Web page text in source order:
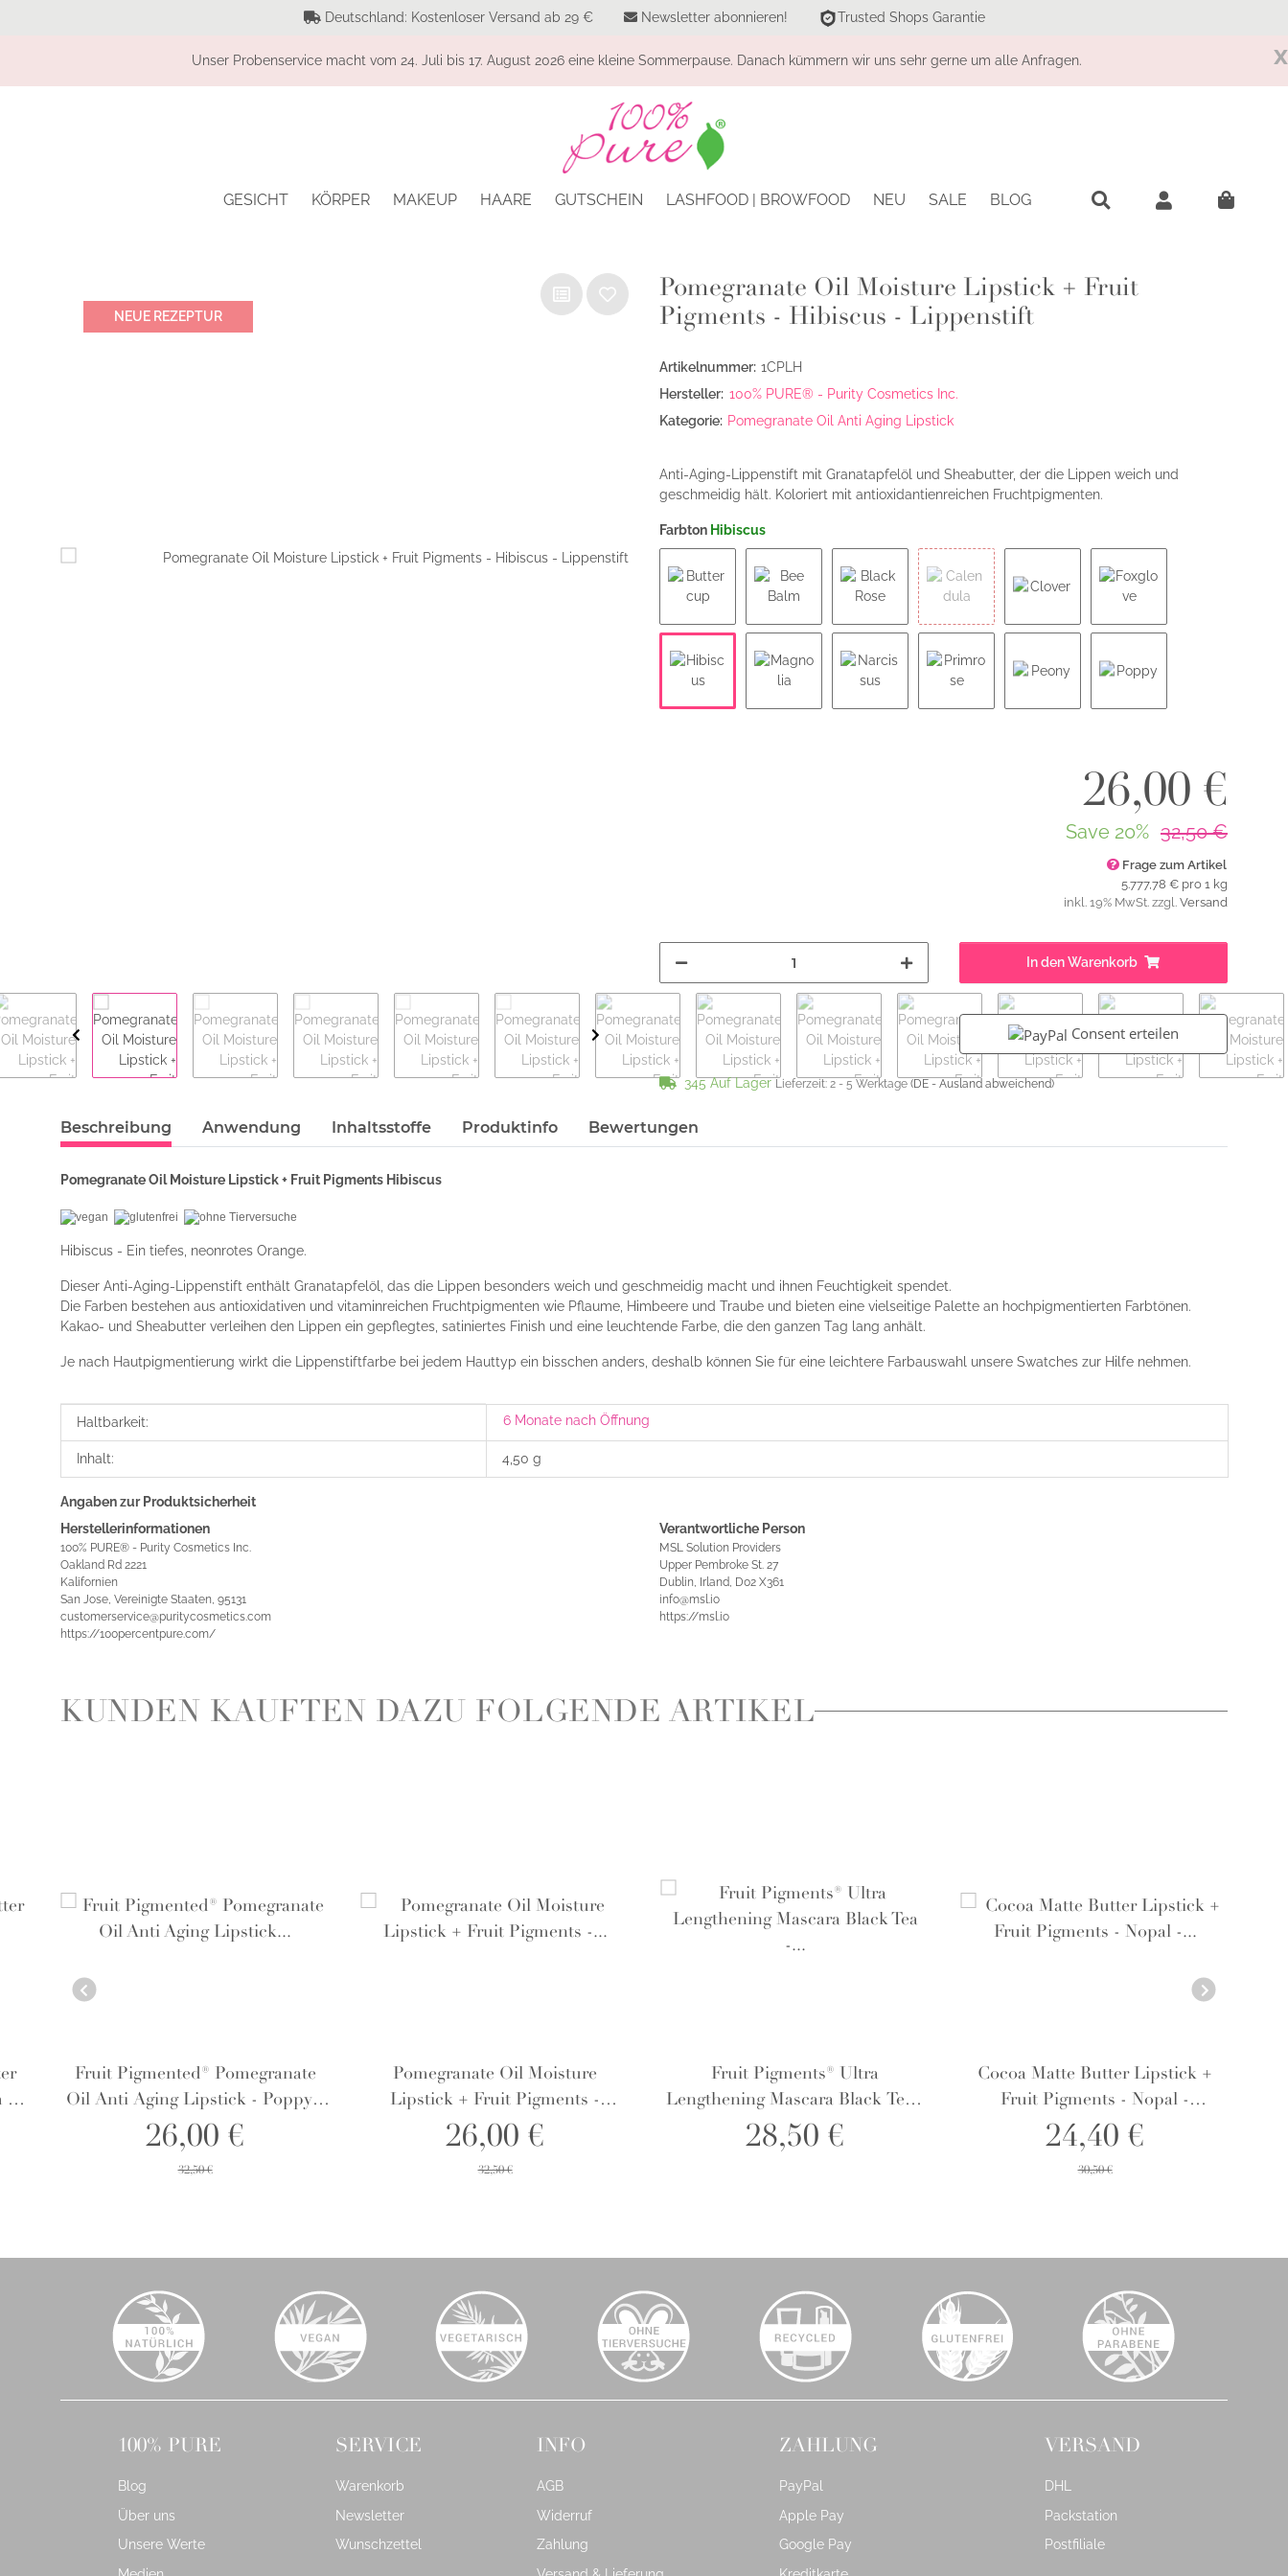
Deutschland: Kostenloser Versand ab 29 € Newsletter abonnieren! Trusted Shops Garantie
x
Unser Probenservice macht vom 24. Juli bis 17. August 2026 eine kleine Sommerpause. Danach kümmern wir uns sehr gerne um alle Anfragen.
GESICHT KÖRPER MAKEUP HAARE GUTSCHEIN LASHFOOD | BROWFOOD NEU SALE BLOG
NEUE REZEPTUR
Pomegranate Oil Moisture Lipstick + Fruit
Pigments - Hibiscus - Lippenstift
Artikelnummer: 1CPLH
Hersteller: 100% PURE® - Purity Cosmetics Inc.
Kategorie: Pomegranate Oil Anti Aging Lipstick
Anti-Aging-Lippenstift mit Granatapfelöl und Sheabutter, der die Lippen weich und
geschmeidig hält. Koloriert mit antioxidantienreichen Fruchtpigmenten.
Farbton Hibiscus
Buttercup Bee Balm Black Rose Calendula Clover Foxglove
26,00 €
Save 20% 32,50 €
Frage zum Artikel
5.777,78 € pro 1 kg
inkl. 19% MwSt. zzgl. Versand
In den Warenkorb
Consent erteilen
345 Auf Lager Lieferzeit: 2 - 5 Werktage (DE - Ausland abweichend)
Beschreibung Anwendung Inhaltsstoffe Produktinfo Bewertungen
Pomegranate Oil Moisture Lipstick + Fruit Pigments Hibiscus
Hibiscus - Ein tiefes, neonrotes Orange.
Dieser Anti-Aging-Lippenstift enthält Granatapfelöl, das die Lippen besonders weich und geschmeidig macht und ihnen Feuchtigkeit spendet.
Die Farben bestehen aus antioxidativen und vitaminreichen Fruchtpigmenten wie Pflaume, Himbeere und Traube und bieten eine vielseitige Palette an hochpigmentierten Farbtönen.
Kakao- und Sheabutter verleihen den Lippen ein gepflegtes, satiniertes Finish und eine leuchtende Farbe, die den ganzen Tag lang anhält.
Je nach Hautpigmentierung wirkt die Lippenstiftfarbe bei jedem Hauttyp ein bisschen anders, deshalb können Sie für eine leichtere Farbauswahl unsere Swatches zur Hilfe nehmen.
Produkteigenschaft
Wert
Haltbarkeit: 6 Monate nach Öffnung
Inhalt: 4,50 g
Angaben zur Produktsicherheit
Herstellerinformationen
100% PURE® - Purity Cosmetics Inc.
Oakland Rd 2221
Kalifornien
San Jose, Vereinigte Staaten, 95131
customerservice@puritycosmetics.com
https://100percentpure.com/
Verantwortliche Person
MSL Solution Providers
Upper Pembroke St. 27
Dublin, Irland, D02 X361
info@msl.io
https://msl.io
KUNDEN KAUFTEN DAZU FOLGENDE ARTIKEL
-
Fruit Pigmented® Pomegranate
Oil Anti Aging Lipstick - Poppy -
Lippenstift
26,00 €
32,50 €
Pomegranate Oil Moisture
Lipstick + Fruit Pigments -
Primrose - Lippenstift
26,00 €
32,50 €
Fruit Pigments® Ultra
Lengthening Mascara Black Tea -
Wimperntusche
28,50 €
Cocoa Matte Butter Lipstick +
Fruit Pigments - Nopal -
Lippenstift
24,40 €
30,50 €
100% PURE
Blog
Über uns
Unsere Werte
SERVICE
Warenkorb
Newsletter
Wunschzettel
INFO
AGB
Widerruf
Zahlung
ZAHLUNG
PayPal
Apple Pay
Google Pay
VERSAND
DHL
Packstation
Postfiliale